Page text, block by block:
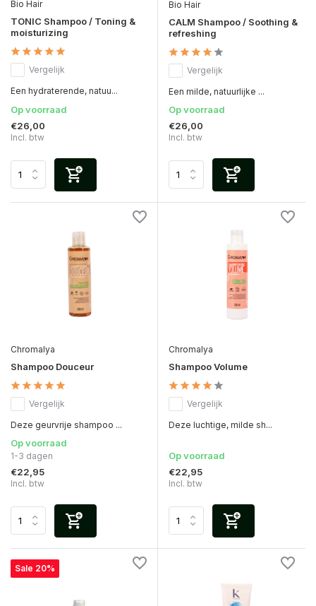
Bio Hair
TONIC Shampoo / Toning &
moisturizing
Vergelijk
Een hydraterende, natuu...
Op voorraad
€26,00
Incl. btw
Bio Hair
CALM Shampoo / Soothing &
refreshing
Vergelijk
Een milde, natuurlijke ...
Op voorraad
€26,00
Incl. btw
Chromalya
Shampoo Douceur
Vergelijk
Deze geurvrije shampoo ...
Op voorraad
1-3 dagen
€22,95
Incl. btw
Chromalya
Shampoo Volume
Vergelijk
Deze luchtige, milde sh...
Op voorraad
€22,95
Incl. btw
Sale 20%